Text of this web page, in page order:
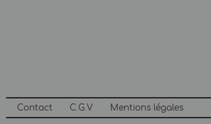
Contact C.G.V Mentions légales